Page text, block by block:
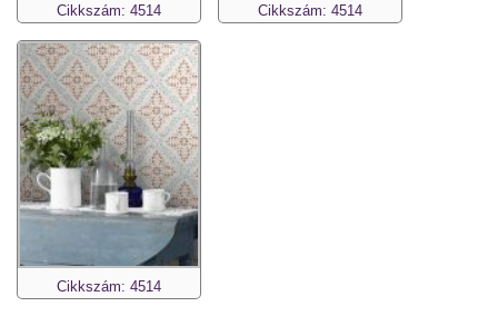
Cikkszám: 4514 Cikkszám: 4514
Cikkszám: 4514